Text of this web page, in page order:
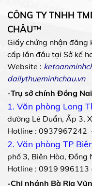
CÔNG TY TNHH
CHÂU™
Giấy chứng nhận
cấp lần đầu tại Sở kế
Website :
dailythueminhchau.vn
-Trụ sở chính Đồng
1. Văn phòng Long
đường Lê Duẩn, Ấp 3,
Hotline : 0937967242
2. Văn phòng TP
phố 3, Biên Hòa, Đồng
Hotline : 0919 996113
-Chi nhánh Bà Rịa